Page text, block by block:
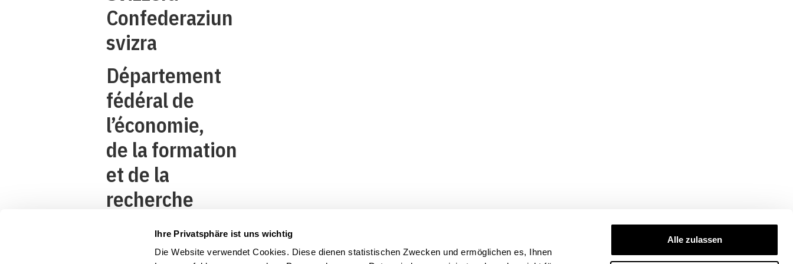
Ihre Privatsphäre ist uns wichtig
Die Website verwendet Cookies. Diese dienen statistischen Zwecken und ermöglichen es, Ihnen
Alle zulassen
Confederaziun
svizra
Département
fédéral de
l’économie,
de la formation
et de la
recherche
Secrétariat